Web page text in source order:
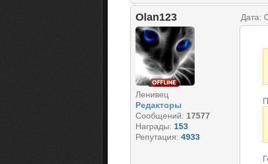
Olan123 Дата:
Ленивец
Редакторы
Сообщений: 17577
Награды: 153
Репутация: 4933